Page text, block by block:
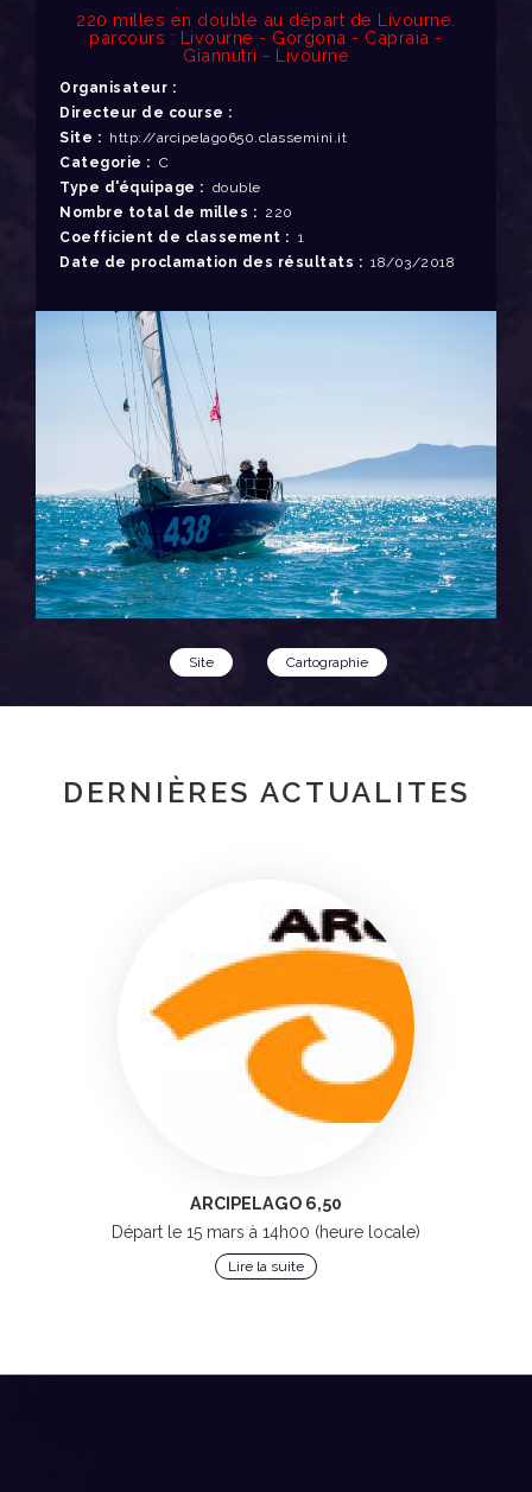
220 milles en double au départ de Livourne.
parcours : Livourne - Gorgona - Capraia -
Giannutri - Livourne
Organisateur :
Directeur de course :
Site : http://arcipelago650.classemini.it
Categorie : C
Type d'équipage : double
Nombre total de milles : 220
Coefficient de classement : 1
Date de proclamation des résultats : 18/03/2018
Site Cartographie
DERNIÈRES ACTUALITES
ARCIPELAGO 6,50
Départ le 15 mars à 14h00 (heure locale)
Lire la suite